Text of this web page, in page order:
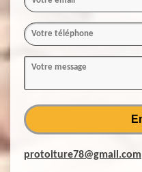
protoiture78@gmail.com